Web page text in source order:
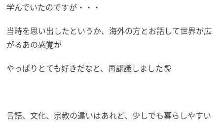
学んでいたのですが・・・
当時を思い出したというか、海外の方とお話して世界が広
がるあの感覚が
やっぱりとても好きだなと、再認識しました🌎
言語、文化、宗教の違いはあれど、少しでも暮らしやすい